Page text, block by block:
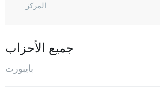
المركز
بينغول
بولو
جميع الأحزاب
بايبورت